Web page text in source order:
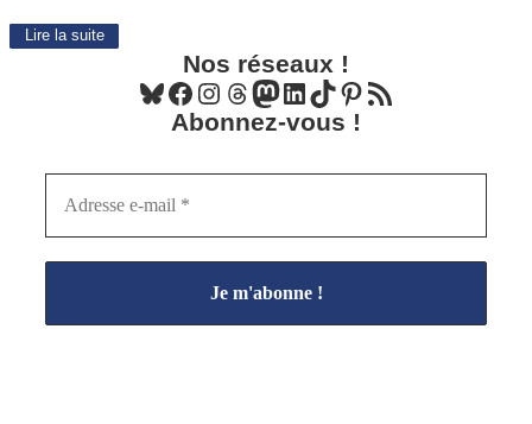
Lire la suite
Nos réseaux !
Bluesky Facebook Instagram Threads Mastodon LinkedIn TikTok Pinterest Flux RSS
Abonnez-vous !